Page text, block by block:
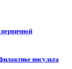
инсульта